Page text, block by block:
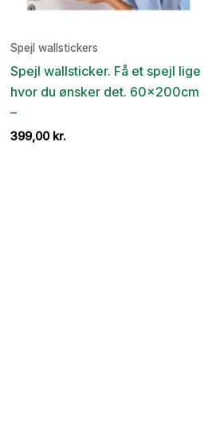
Spejl wallstickers
Spejl wallsticker. Få et spejl lige
hvor du ønsker det. 60x200cm
–
399,00 kr.